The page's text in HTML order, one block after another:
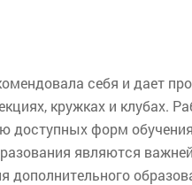
себя и дает
кружках и клубах.
доступных форм
являются